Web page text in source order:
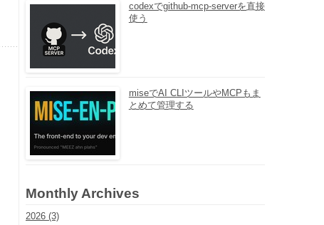
codexでgithub-mcp-serverを直接
使う
miseでAI CLIツールやMCPもま
とめて管理する
Monthly Archives
2026 (3)